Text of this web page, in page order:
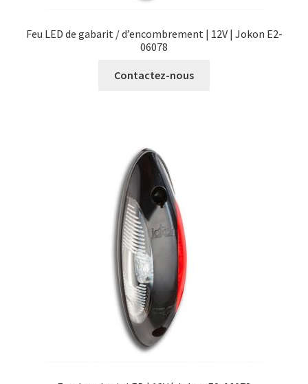
Feu LED de gabarit / d’encombrement | 12V | Jokon E2-
06078
Contactez-nous